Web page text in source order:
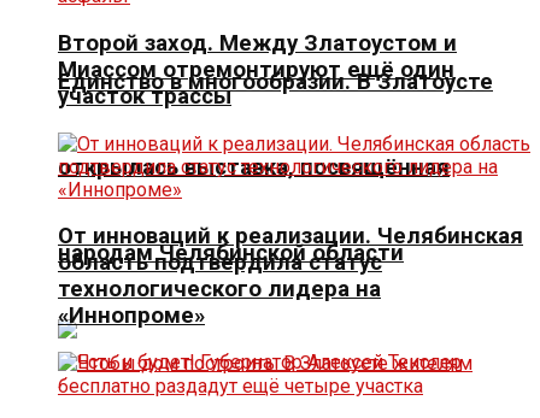
Единство в многообразии. В Златоусте
открылась выставка, посвящённая
народам Челябинской области
Второй заход. Между Златоустом и
Миассом отремонтируют ещё один
участок трассы
От инноваций к реализации. Челябинская
область подтвердила статус
технологического лидера на
«Иннопроме»